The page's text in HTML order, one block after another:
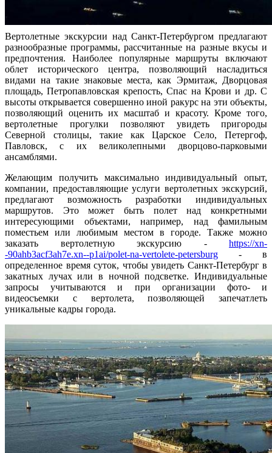
Вертолетные экскурсии над Санкт-Петербургом предлагают
разнообразные программы, рассчитанные на разные вкусы и
предпочтения. Наиболее популярные маршруты включают
облет исторического центра, позволяющий насладиться
видами на такие знаковые места, как Эрмитаж, Дворцовая
площадь, Петропавловская крепость, Спас на Крови и др. С
высоты открывается совершенно иной ракурс на эти объекты,
позволяющий оценить их масштаб и красоту. Кроме того,
вертолетные прогулки позволяют увидеть пригороды
Северной столицы, такие как Царское Село, Петергоф,
Павловск, с их великолепными дворцово-парковыми
ансамблями.
Желающим получить максимально индивидуальный опыт,
компании, предоставляющие услуги вертолетных экскурсий,
предлагают возможность разработки индивидуальных
маршрутов. Это может быть полет над конкретными
интересующими объектами, например, над фамильным
поместьем или любимым местом в городе. Также можно
заказать вертолетную экскурсию - https://xn-
-90ahb3acf3ah7e.xn--p1ai/polet-na-vertolete-petersburg - в
определенное время суток, чтобы увидеть Санкт-Петербург в
закатных лучах или в ночной подсветке. Индивидуальные
запросы учитываются и при организации фото- и
видеосъемки с вертолета, позволяющей запечатлеть
уникальные кадры города.